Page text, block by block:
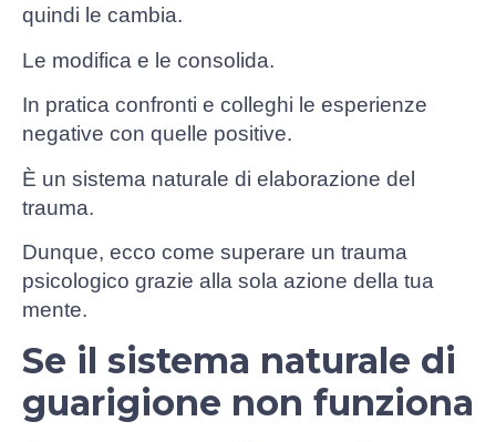
quindi le cambia.
Le modifica e le consolida.
In pratica confronti e colleghi le esperienze
negative con quelle positive.
È un sistema naturale di elaborazione del
trauma.
Dunque, ecco come superare un trauma
psicologico grazie alla sola azione della tua
mente.
Se il sistema naturale di
guarigione non funziona